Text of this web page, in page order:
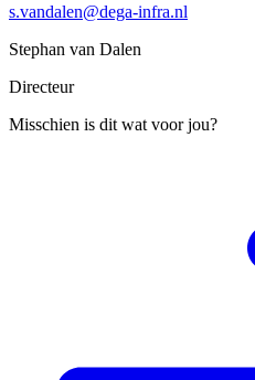
s.vandalen@dega-infra.nl
Stephan van Dalen
Directeur
Misschien is dit wat voor jou?